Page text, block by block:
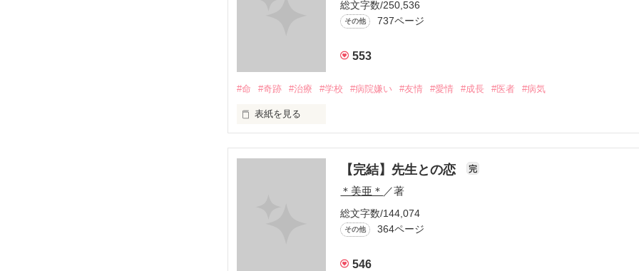
私には、あなたの母親になる資格はありますか？
あなたの母親になりたい…
総文字数/250,536
その他 737ページ
553
#命 #奇跡 #治療 #学校 #病院嫌い #友情 #愛情 #成長 #医者 #病気
表紙を見る
【完結】先生との恋 完
＊美亜＊ ／著
総文字数/144,074
その他 364ページ
546